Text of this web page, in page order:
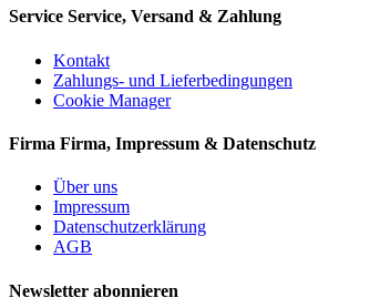
Service Service, Versand & Zahlung
Kontakt
Zahlungs- und Lieferbedingungen
Cookie Manager
Firma Firma, Impressum & Datenschutz
Über uns
Impressum
Datenschutzerklärung
AGB
Newsletter abonnieren